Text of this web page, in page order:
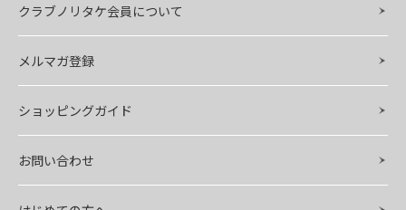
クラブノリタケ会員について
メルマガ登録
ショッピングガイド
お問い合わせ